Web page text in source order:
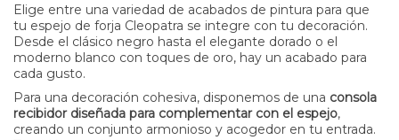
Elige entre una variedad de acabados de pintura para que
tu espejo de forja Cleopatra se integre con tu decoración.
Desde el clásico negro hasta el elegante dorado o el
moderno blanco con toques de oro, hay un acabado para
cada gusto.
Para una decoración cohesiva, disponemos de una consola
recibidor diseñada para complementar con el espejo,
creando un conjunto armonioso y acogedor en tu entrada.